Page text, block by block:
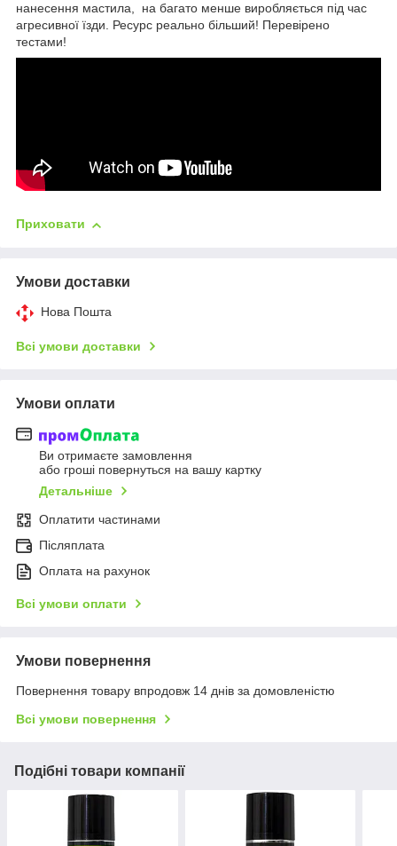
нанесення мастила, на багато менше виробляється під час
агресивної їзди. Ресурс реально більший! Перевірено
тестами!
Приховати
Умови доставки
Нова Пошта
Всі умови доставки
Умови оплати
Ви отримаєте замовлення
або гроші повернуться на вашу картку
Детальніше
Оплатити частинами
Післяплата
Оплата на рахунок
Всі умови оплати
Умови повернення
Повернення товару впродовж 14 днів за домовленістю
Всі умови повернення
Подібні товари компанії